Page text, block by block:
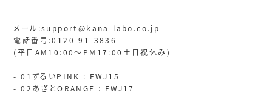
メール:support@kana-labo.co.jp
電話番号:0120-91-3836
(平日AM10:00〜PM17:00土日祝休み)
- 01ずるいPINK : FWJ15
- 02あざとORANGE : FWJ17